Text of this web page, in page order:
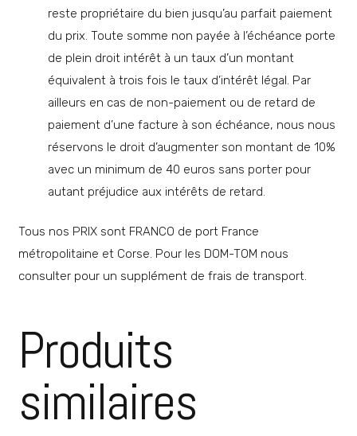
reste propriétaire du bien jusqu’au parfait paiement
du prix. Toute somme non payée à l’échéance porte
de plein droit intérêt à un taux d’un montant
équivalent à trois fois le taux d’intérêt légal. Par
ailleurs en cas de non-paiement ou de retard de
paiement d’une facture à son échéance, nous nous
réservons le droit d’augmenter son montant de 10%
avec un minimum de 40 euros sans porter pour
autant préjudice aux intérêts de retard.
Tous nos PRIX sont FRANCO de port France
métropolitaine et Corse. Pour les DOM-TOM nous
consulter pour un supplément de frais de transport.
Produits
similaires